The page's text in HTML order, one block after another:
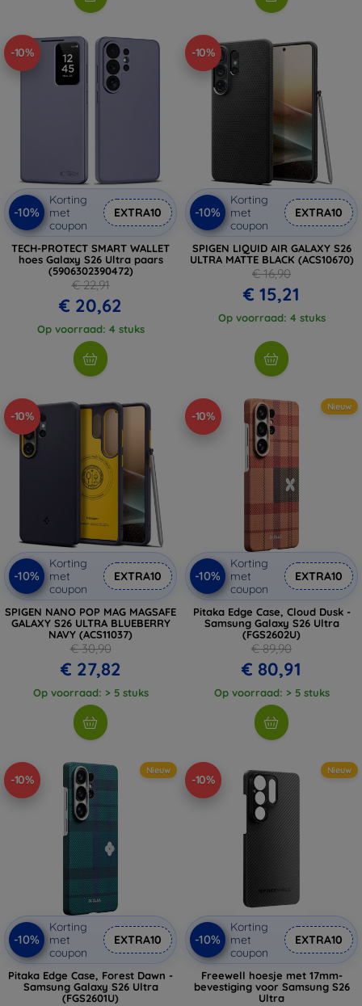
-10%
-10%
Korting
met
coupon
EXTRA10
TECH-PROTECT SMART WALLET
hoes Galaxy S26 Ultra paars
(5906302390472)
€ 22,91
€ 20,62
Op voorraad: 4 stuks
-10%
-10%
Korting
met
coupon
EXTRA10
SPIGEN LIQUID AIR GALAXY S26
ULTRA MATTE BLACK (ACS10670)
€ 16,90
€ 15,21
Op voorraad: 4 stuks
-10%
-10%
Korting
met
coupon
EXTRA10
SPIGEN NANO POP MAG MAGSAFE
GALAXY S26 ULTRA BLUEBERRY
NAVY (ACS11037)
€ 30,90
€ 27,82
Op voorraad: > 5 stuks
-10%
Nieuw
-10%
Korting
met
coupon
EXTRA10
Pitaka Edge Case, Cloud Dusk -
Samsung Galaxy S26 Ultra
(FGS2602U)
€ 89,90
€ 80,91
Op voorraad: > 5 stuks
-10%
Nieuw
-10%
Korting
met
coupon
EXTRA10
Pitaka Edge Case, Forest Dawn -
Samsung Galaxy S26 Ultra
(FGS2601U)
-10%
Nieuw
-10%
Korting
met
coupon
EXTRA10
Freewell hoesje met 17mm-
bevestiging voor Samsung S26
Ultra